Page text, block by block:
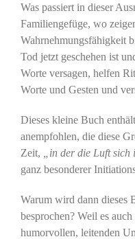
Was passiert in dieser
Familiengefüge, wo
Wahrnehmungsfähigkeit
Tod jetzt geschehen ist
Worte versagen, helfen
Worte und Gesten und
Dieses kleine Buch
anempfohlen, die diese
Zeit,
„in der die Luft
ganz besonderer
Warum wird dann dieses
besprochen? Weil es
humorvollen, leitenden